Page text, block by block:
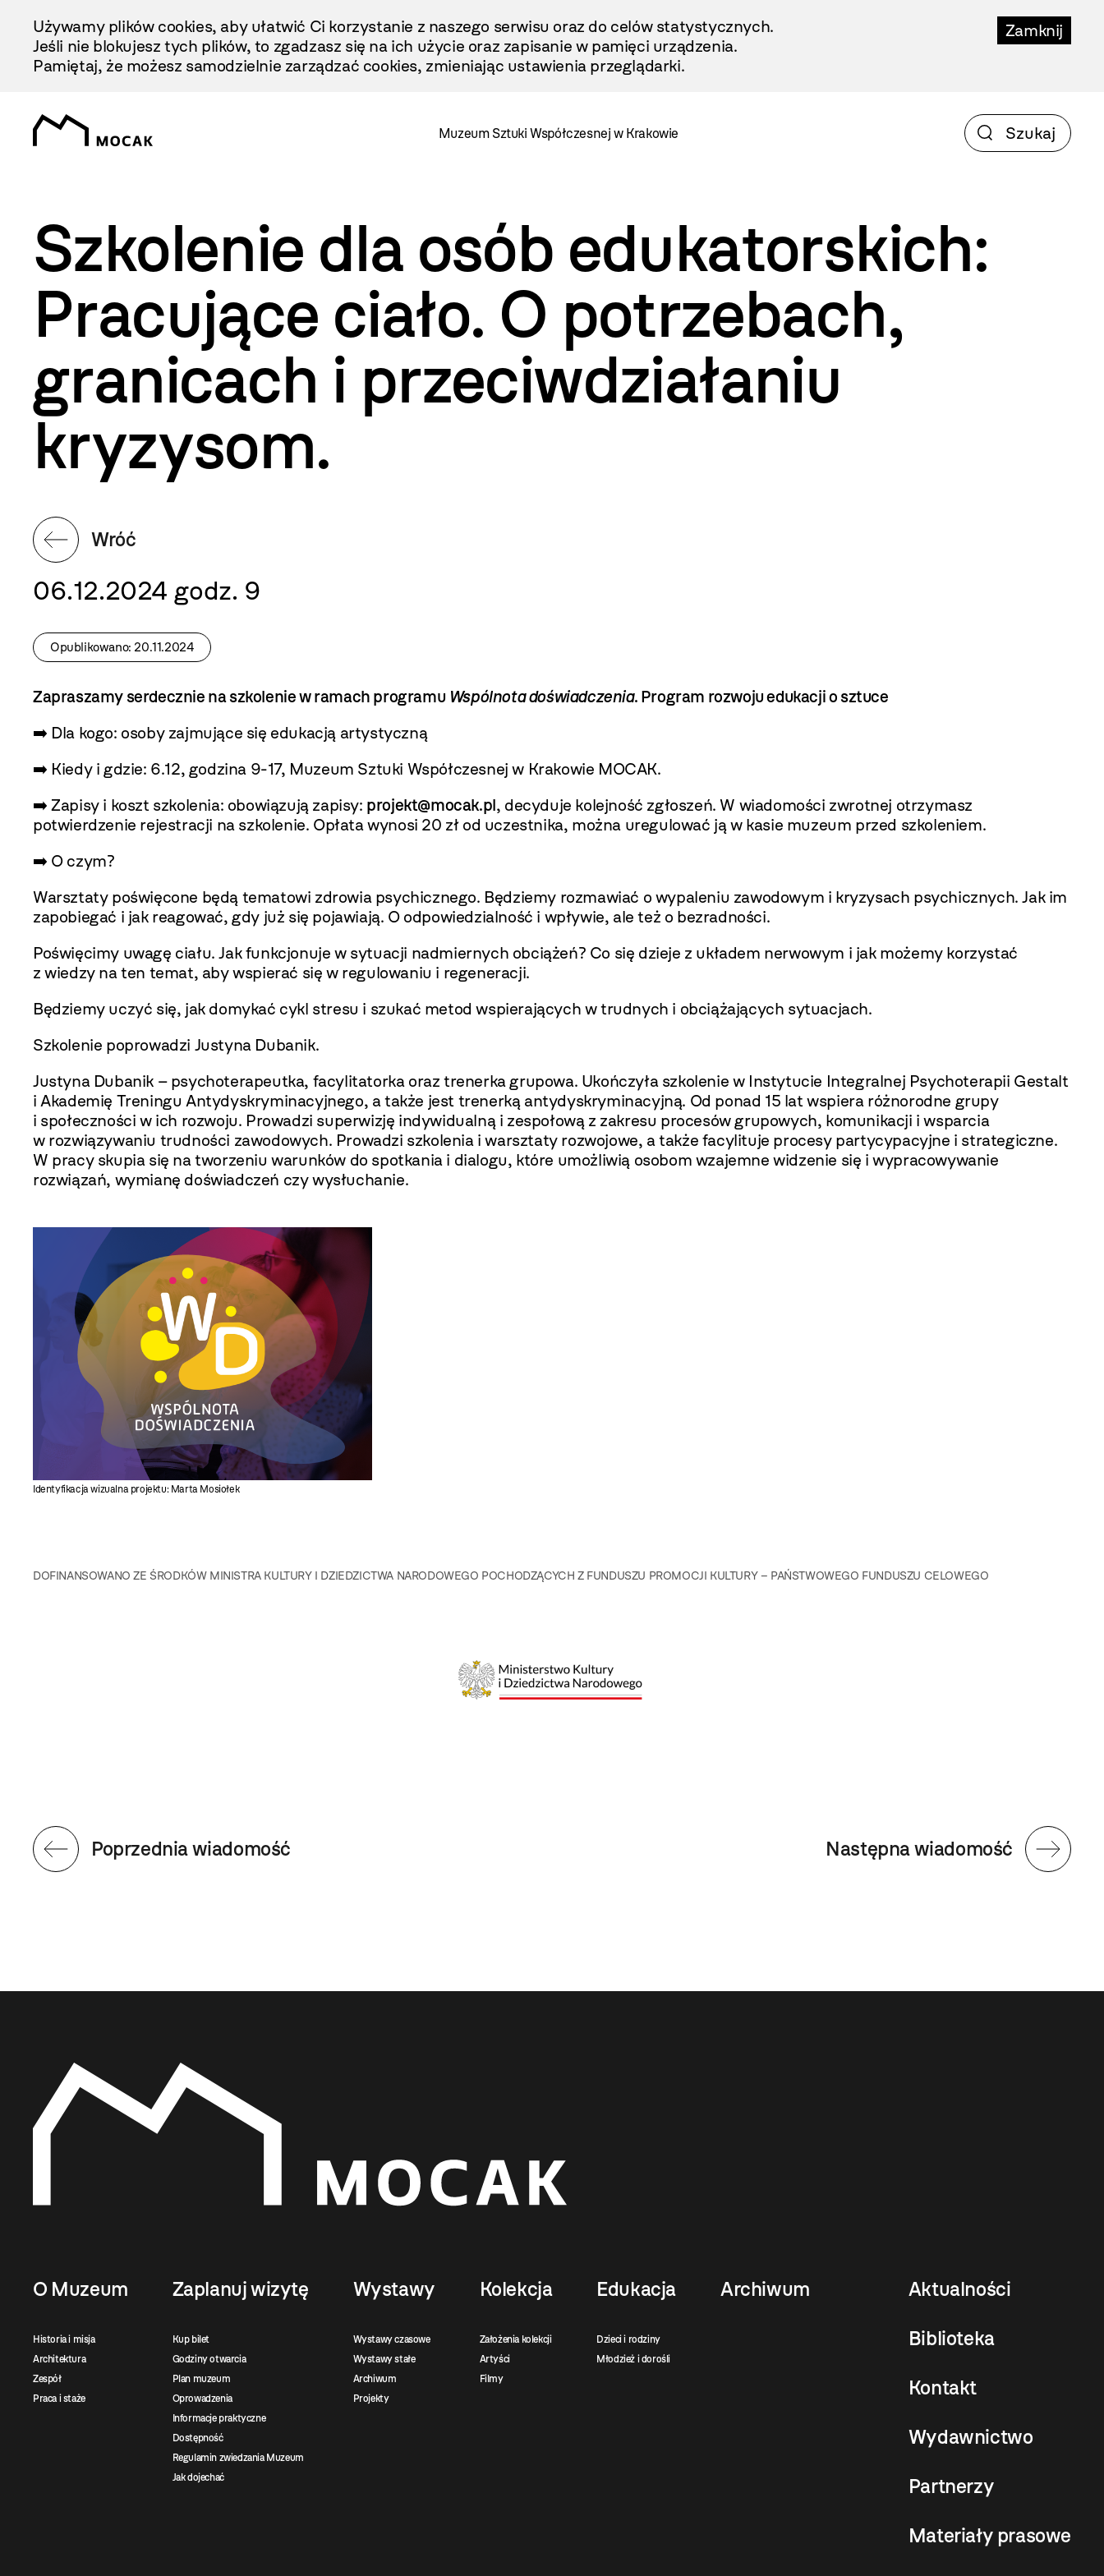
Treści
Zamknij
Używamy plików cookies, aby ułatwić Ci korzystanie z naszego serwisu oraz do celów statystycznych.
Jeśli nie blokujesz tych plików, to zgadzasz się na ich użycie oraz zapisanie w pamięci urządzenia.
Pamiętaj, że możesz samodzielnie zarządzać cookies, zmieniając ustawienia przeglądarki.
Muzeum Sztuki Współczesnej w Krakowie
Szkolenie dla osób edukatorskich:
Pracujące ciało. O potrzebach,
granicach i przeciwdziałaniu
kryzysom.
Wróć
06.12.2024 godz. 9
Opublikowano: 20.11.2024
Zapraszamy serdecznie na szkolenie w ramach programu Wspólnota doświadczenia. Program rozwoju edukacji o sztuce
➡️ Dla kogo: osoby zajmujące się edukacją artystyczną
➡️ Kiedy i gdzie: 6.12, godzina 9-17, Muzeum Sztuki Współczesnej w Krakowie MOCAK.
➡️ Zapisy i koszt szkolenia: obowiązują zapisy: projekt@mocak.pl, decyduje kolejność zgłoszeń. W wiadomości zwrotnej otrzymasz
potwierdzenie rejestracji na szkolenie. Opłata wynosi 20 zł od uczestnika, można uregulować ją w kasie muzeum przed szkoleniem.
➡️ O czym?
Warsztaty poświęcone będą tematowi zdrowia psychicznego. Będziemy rozmawiać o wypaleniu zawodowym i kryzysach psychicznych. Jak im
zapobiegać i jak reagować, gdy już się pojawiają. O odpowiedzialność i wpływie, ale też o bezradności.
Poświęcimy uwagę ciału. Jak funkcjonuje w sytuacji nadmiernych obciążeń? Co się dzieje z układem nerwowym i jak możemy korzystać
z wiedzy na ten temat, aby wspierać się w regulowaniu i regeneracji.
Będziemy uczyć się, jak domykać cykl stresu i szukać metod wspierających w trudnych i obciążających sytuacjach.
Szkolenie poprowadzi Justyna Dubanik.
Justyna Dubanik – psychoterapeutka, facylitatorka oraz trenerka grupowa. Ukończyła szkolenie w Instytucie Integralnej Psychoterapii Gestalt
i Akademię Treningu Antydyskryminacyjnego, a także jest trenerką antydyskryminacyjną. Od ponad 15 lat wspiera różnorodne grupy
i społeczności w ich rozwoju. Prowadzi superwizję indywidualną i zespołową z zakresu procesów grupowych, komunikacji i wsparcia
w rozwiązywaniu trudności zawodowych. Prowadzi szkolenia i warsztaty rozwojowe, a także facylituje procesy partycypacyjne i strategiczne.
W pracy skupia się na tworzeniu warunków do spotkania i dialogu, które umożliwią osobom wzajemne widzenie się i wypracowywanie
rozwiązań, wymianę doświadczeń czy wysłuchanie.
Identyfikacja wizualna projektu: Marta Mosiołek
DOFINANSOWANO ZE ŚRODKÓW MINISTRA KULTURY I DZIEDZICTWA NARODOWEGO POCHODZĄCYCH Z FUNDUSZU PROMOCJI KULTURY – PAŃSTWOWEGO FUNDUSZU CELOWEGO
Następna wiadomość
Poprzednia wiadomość
O Muzeum
Historia i misja
Architektura
Zespół
Praca i staże
Zaplanuj wizytę
Kup bilet
Godziny otwarcia
Plan muzeum
Oprowadzenia
Informacje praktyczne
Dostępność
Regulamin zwiedzania Muzeum
Jak dojechać
Wystawy
Wystawy czasowe
Wystawy stałe
Archiwum
Projekty
Kolekcja
Założenia kolekcji
Artyści
Filmy
Edukacja
Dzieci i rodziny
Młodzież i dorośli
Archiwum Aktualności
Biblioteka
Kontakt
Wydawnictwo
Partnerzy
Materiały prasowe